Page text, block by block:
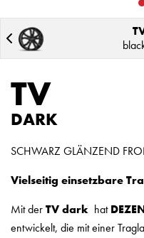
TV
DARK
SCHWARZ GLÄNZEND
Vielseitig einsetzbare
Mit derTV dark hat
entwickelt, die mit einer